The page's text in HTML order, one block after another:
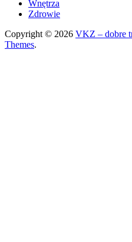
Wnętrza
Zdrowie
Copyright © 2026 VKZ – dobre
Themes.